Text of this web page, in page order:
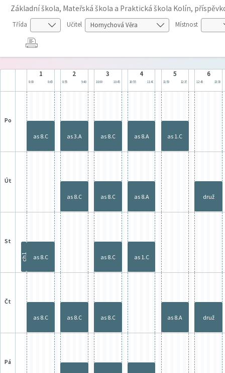
Základní škola, Mateřská škola a Praktická škola Kolín,
Třída Učitel Místnost
1
8:00 8:45
2
8:55 9:40
3
10:00 10:45
4
10:55 11:40
5
11:50 12:35
6
12:45 13:30
po
as 8.C as 3.A as 8.C as 8.A as 1.C
út
as 8.C as 8.C as 8.A druž
st
ch1 as 8.C as 8.C as 1.C
čt
as 8.C as 8.C as 8.C as 8.A druž
pá